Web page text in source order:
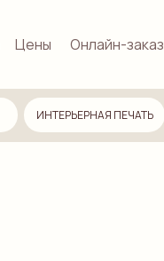
Онлайн-заказ
Цены
ИНТЕРЬЕРНАЯ ПЕЧАТЬ